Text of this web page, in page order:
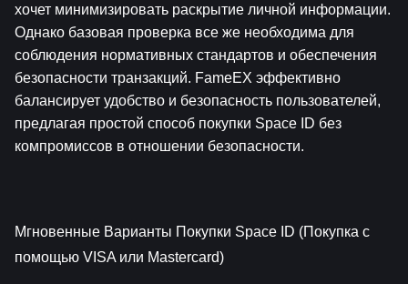
хочет минимизировать раскрытие личной информации.
Однако базовая проверка все же необходима для
соблюдения нормативных стандартов и обеспечения
безопасности транзакций. FameEX эффективно
балансирует удобство и безопасность пользователей,
предлагая простой способ покупки Space ID без
компромиссов в отношении безопасности.
Мгновенные Варианты Покупки Space ID (Покупка с
помощью VISA или Mastercard)